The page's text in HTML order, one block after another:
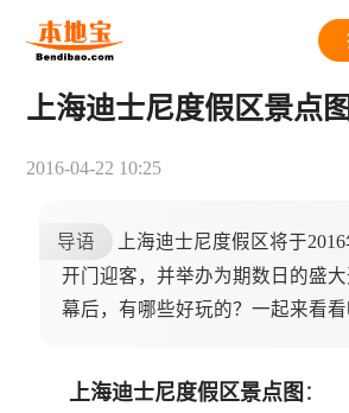
上海迪士尼度假区景点图
2016-04-22 10:25
导语
上海迪士尼度假区将于
开门迎客，并举办为期数日的盛
幕后，有哪些好玩的？一起来看看
上海迪士尼度假区景点图 ：